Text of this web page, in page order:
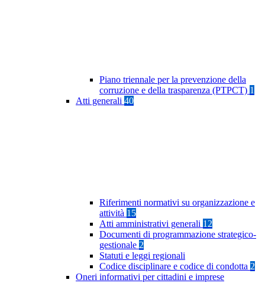
Piano triennale per la prevenzione della
corruzione e della trasparenza (PTPCT) 1
Atti generali 40
Riferimenti normativi su organizzazione e
attività 15
Atti amministrativi generali 12
Documenti di programmazione strategico-
gestionale 2
Statuti e leggi regionali
Codice disciplinare e codice di condotta 2
Oneri informativi per cittadini e imprese